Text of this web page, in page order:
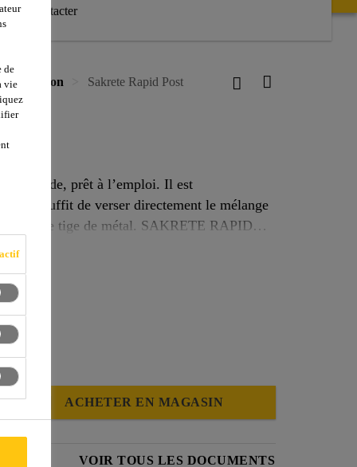
Nous contacter
de Béton Sakrete Rapid Post
rapide, prêt à l’emploi. Il est
Il suffit de verser directement le mélange
ou une tige de métal. SAKRETE RAPID
ne nécessite aucun support. Le
ACHETER EN MAGASIN
VOIR TOUS LES DOCUMENTS
de
vie